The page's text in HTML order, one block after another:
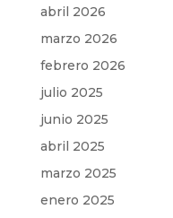
abril 2026
marzo 2026
febrero 2026
julio 2025
junio 2025
abril 2025
marzo 2025
enero 2025